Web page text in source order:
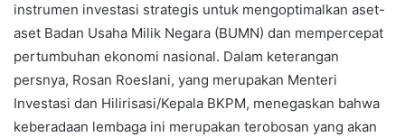
instrumen investasi strategis untuk mengoptimalkan aset-
aset Badan Usaha Milik Negara (BUMN) dan mempercepat
pertumbuhan ekonomi nasional. Dalam keterangan
persnya, Rosan Roeslani, yang merupakan Menteri
Investasi dan Hilirisasi/Kepala BKPM, menegaskan bahwa
keberadaan lembaga ini merupakan terobosan yang akan